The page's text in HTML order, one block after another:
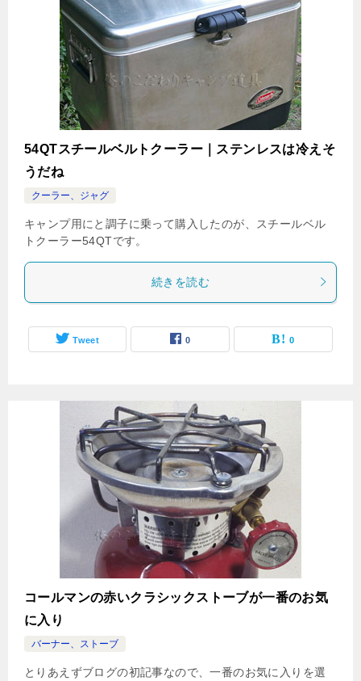
54QTスチールベルトクーラー｜ステンレスは冷えそ
うだね
クーラー、ジャグ
キャンプ用にと調子に乗って購入したのが、スチールベル
トクーラー54QTです。
続きを読む
Tweet 0 0
コールマンの赤いクラシックストーブが一番のお気
に入り
バーナー、ストーブ
とりあえずブログの初記事なので、一番のお気に入りを選